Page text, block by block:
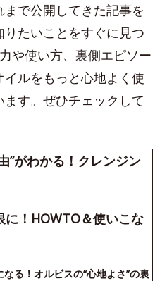
で公開してきた記事を
りたいことをすぐに見つ
や使い方、裏側エピソー
イルをもっと心地よく使
す。ぜひチェックして
”がわかる！クレンジン
！HOWTO＆使いこな
る！オルビスの“心地よさ”の裏